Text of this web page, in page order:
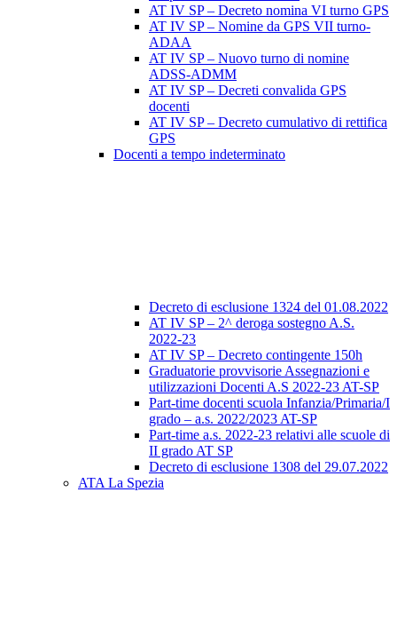
AT IV SP – Decreto nomina VI turno GPS
AT IV SP – Nomine da GPS VII turno-
ADAA
AT IV SP – Nuovo turno di nomine
ADSS-ADMM
AT IV SP – Decreti convalida GPS
docenti
AT IV SP – Decreto cumulativo di rettifica
GPS
Docenti a tempo indeterminato
Decreto di esclusione 1324 del 01.08.2022
AT IV SP – 2^ deroga sostegno A.S.
2022-23
AT IV SP – Decreto contingente 150h
Graduatorie provvisorie Assegnazioni e
utilizzazioni Docenti A.S 2022-23 AT-SP
Part-time docenti scuola Infanzia/Primaria/I
grado – a.s. 2022/2023 AT-SP
Part-time a.s. 2022-23 relativi alle scuole di
II grado AT SP
Decreto di esclusione 1308 del 29.07.2022
ATA La Spezia